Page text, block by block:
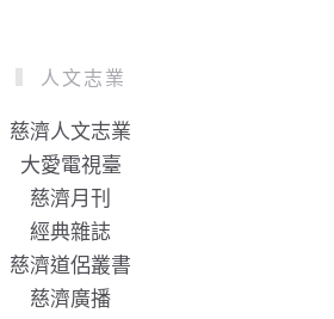
人文志業
慈濟人文志業
大愛電視臺
慈濟月刊
經典雜誌
慈濟道侶叢書
慈濟廣播